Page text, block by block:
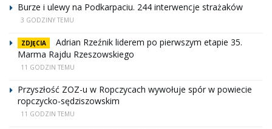
Burze i ulewy na Podkarpaciu. 244 interwencje strażaków
3 GODZINY TEMU
ZDJĘCIA
Adrian Rzeźnik liderem po pierwszym etapie 35.
Marma Rajdu Rzeszowskiego
11 GODZIN TEMU
Przyszłość ZOZ-u w Ropczycach wywołuje spór w powiecie
ropczycko-sędziszowskim
11 GODZIN TEMU